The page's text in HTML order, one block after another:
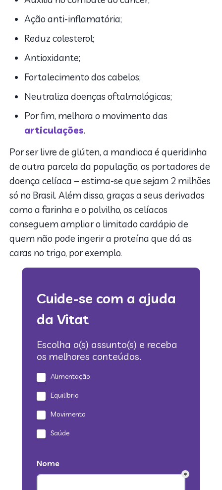
Ação anti-inflamatória;
Reduz colesterol;
Antioxidante;
Fortalecimento dos cabelos;
Neutraliza doenças oftalmológicas;
Por fim, melhora o movimento das
articulações.
Por ser livre de glúten, a mandioca é queridinha
de outra parcela da população, os portadores de
doença celíaca – estima-se que sejam 2 milhões
só no Brasil. Além disso, graças a seus derivados
como a farinha e o polvilho, os celíacos
conseguem ampliar o limitado cardápio de
quem não pode ingerir a proteína que dá as
caras no trigo, por exemplo.